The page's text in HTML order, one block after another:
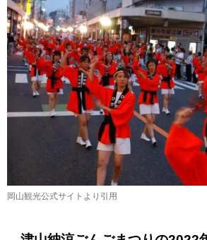
岡山観光公式サイトより引用